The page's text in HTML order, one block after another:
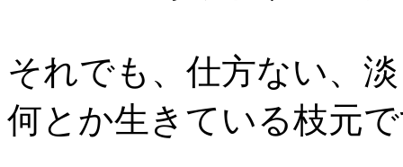
それでも、仕方ない、
何とか生きている枝元